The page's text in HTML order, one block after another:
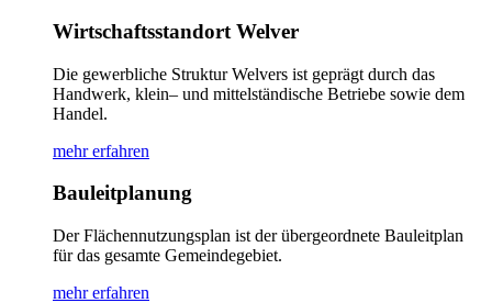
Wirtschaftsstandort Welver
Die gewerbliche Struktur Welvers ist geprägt durch das
Handwerk, klein– und mittelständische Betriebe sowie dem
Handel.
mehr erfahren
Bauleitplanung
Der Flächennutzungsplan ist der übergeordnete Bauleitplan
für das gesamte Gemeindegebiet.
mehr erfahren